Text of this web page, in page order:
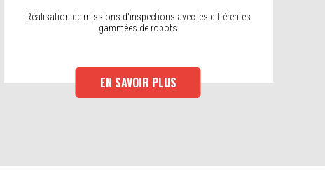
Réalisation de missions d'inspections avec les différentes
gammées de robots
EN SAVOIR PLUS